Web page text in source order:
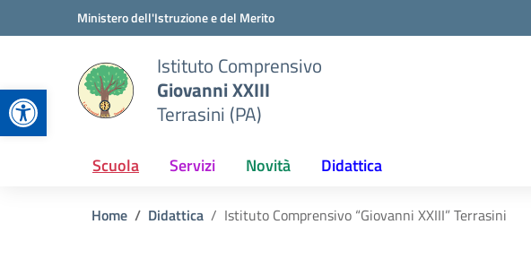
Apri la barra degli strumenti
Vai ai contenuti
Vai al menu di navigazioneMinistero dell'Istruzione e del Merito
Istituto Comprensivo
Giovanni XXIII
Terrasini (PA)
Scuola Servizi Novità Didattica
Home Didattica Istituto Comprensivo “Giovanni XXIII” Terrasini